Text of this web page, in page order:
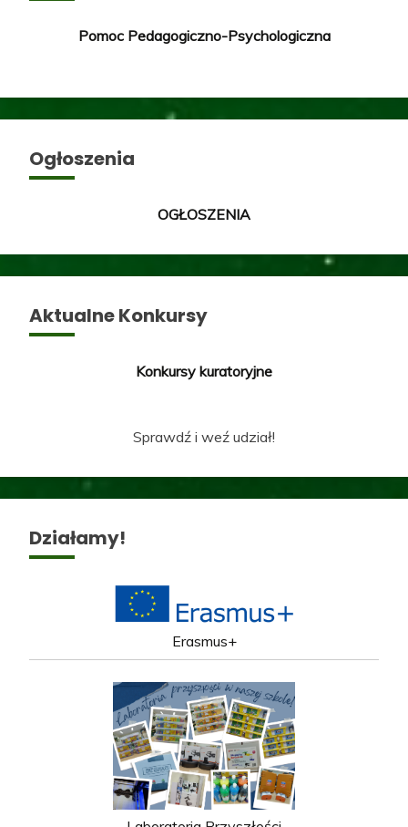
Pomoc Pedagogiczno-Psychologiczna
Ogłoszenia
OGŁOSZENIA
Aktualne Konkursy
Konkursy kuratoryjne
Sprawdź i weź udział!
Działamy!
Erasmus+